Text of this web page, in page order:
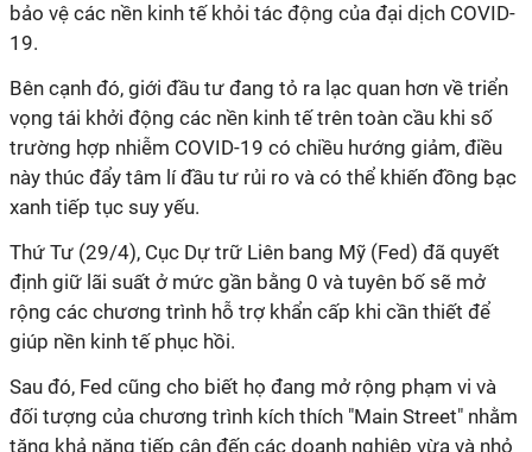
bảo vệ các nền kinh tế khỏi tác động của đại dịch COVID-
19.
Bên cạnh đó, giới đầu tư đang tỏ ra lạc quan hơn về triển
vọng tái khởi động các nền kinh tế trên toàn cầu khi số
trường hợp nhiễm COVID-19 có chiều hướng giảm, điều
này thúc đẩy tâm lí đầu tư rủi ro và có thể khiến đồng bạc
xanh tiếp tục suy yếu.
Thứ Tư (29/4), Cục Dự trữ Liên bang Mỹ (Fed) đã quyết
định giữ lãi suất ở mức gần bằng 0 và tuyên bố sẽ mở
rộng các chương trình hỗ trợ khẩn cấp khi cần thiết để
giúp nền kinh tế phục hồi.
Sau đó, Fed cũng cho biết họ đang mở rộng phạm vi và
đối tượng của chương trình kích thích "Main Street" nhằm
tăng khả năng tiếp cận đến các doanh nghiệp vừa và nhỏ